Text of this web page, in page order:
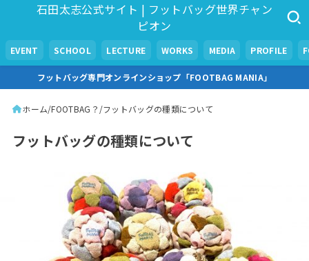
石田太志公式サイト | フットバッグ世界チャン
ピオン
EVENT SCHOOL LECTURE WORKS MEDIA PROFILE
フットバッグ専門オンラインショップ「FOOTBAG MANIA」
ホーム FOOTBAG？ フットバッグの種類について
フットバッグの種類について